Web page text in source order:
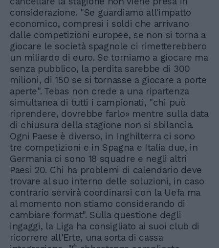
considerazione. "Se guardiamo all'impatto
economico, compresi i soldi che arrivano
dalle competizioni europee, se non si torna a
giocare le società spagnole ci rimetterebbero
un miliardo di euro. Se torniamo a giocare ma
senza pubblico, la perdita sarebbe di 300
milioni, di 150 se si tornasse a giocare a porte
aperte". Tebas non crede a una ripartenza
simultanea di tutti i campionati, "chi può
riprendere, dovrebbe farlo» mentre sulla data
di chiusura della stagione non si sbilancia.
Ogni Paese è diverso, in Inghilterra ci sono
tre competizioni e in Spagna e Italia due, in
Germania ci sono 18 squadre e negli altri
Paesi 20. Chi ha problemi di calendario deve
trovare al suo interno delle soluzioni, in caso
contrario servirà coordinarsi con la Uefa ma
al momento non stiamo considerando di
cambiare format". Sulla questione degli
ingaggi, la Liga ha consigliato ai suoi club di
ricorrere all'Erte, una sorta di cassa